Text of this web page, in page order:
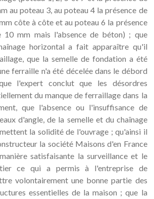
au poteau 3, au poteau 4 la présence de
côte à côte et au poteau 6 la présence
10 mm mais l'absence de béton) ; que
horizontal a fait apparaître qu'il
que la semelle de fondation a été
ferraille n'a été décelée dans le débord
l'expert conclut que les désordres
du manque de ferraillage dans la
que l'absence ou l'insuffisance de
d'angle, de la semelle et du chaînage
la solidité de l'ouvrage ; qu'ainsi il
la société Maisons d'en France
satisfaisante la surveillance et le
ce qui a permis à l'entreprise de
volontairement une bonne partie des
essentielles de la maison ; que la